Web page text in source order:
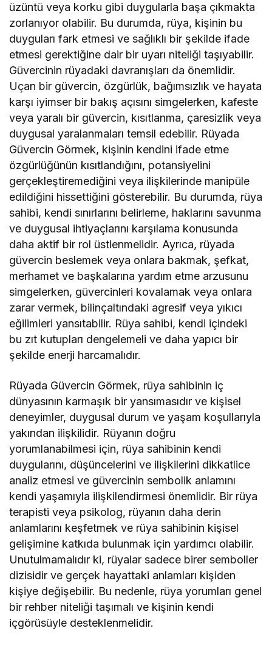
üzüntü veya korku gibi duygularla başa çıkmakta
zorlanıyor olabilir. Bu durumda, rüya, kişinin bu
duyguları fark etmesi ve sağlıklı bir şekilde ifade
etmesi gerektiğine dair bir uyarı niteliği taşıyabilir.
Güvercinin rüyadaki davranışları da önemlidir.
Uçan bir güvercin, özgürlük, bağımsızlık ve hayata
karşı iyimser bir bakış açısını simgelerken, kafeste
veya yaralı bir güvercin, kısıtlanma, çaresizlik veya
duygusal yaralanmaları temsil edebilir. Rüyada
Güvercin Görmek, kişinin kendini ifade etme
özgürlüğünün kısıtlandığını, potansiyelini
gerçekleştiremediğini veya ilişkilerinde manipüle
edildiğini hissettiğini gösterebilir. Bu durumda, rüya
sahibi, kendi sınırlarını belirleme, haklarını savunma
ve duygusal ihtiyaçlarını karşılama konusunda
daha aktif bir rol üstlenmelidir. Ayrıca, rüyada
güvercin beslemek veya onlara bakmak, şefkat,
merhamet ve başkalarına yardım etme arzusunu
simgelerken, güvercinleri kovalamak veya onlara
zarar vermek, bilinçaltındaki agresif veya yıkıcı
eğilimleri yansıtabilir. Rüya sahibi, kendi içindeki
bu zıt kutupları dengelemeli ve daha yapıcı bir
şekilde enerji harcamalıdır.
Rüyada Güvercin Görmek, rüya sahibinin iç
dünyasının karmaşık bir yansımasıdır ve kişisel
deneyimler, duygusal durum ve yaşam koşullarıyla
yakından ilişkilidir. Rüyanın doğru
yorumlanabilmesi için, rüya sahibinin kendi
duygularını, düşüncelerini ve ilişkilerini dikkatlice
analiz etmesi ve güvercinin sembolik anlamını
kendi yaşamıyla ilişkilendirmesi önemlidir. Bir rüya
terapisti veya psikolog, rüyanın daha derin
anlamlarını keşfetmek ve rüya sahibinin kişisel
gelişimine katkıda bulunmak için yardımcı olabilir.
Unutulmamalıdır ki, rüyalar sadece birer semboller
dizisidir ve gerçek hayattaki anlamları kişiden
kişiye değişebilir. Bu nedenle, rüya yorumları genel
bir rehber niteliği taşımalı ve kişinin kendi
içgörüsüyle desteklenmelidir.